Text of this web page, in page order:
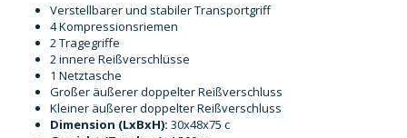
Verstellbarer und stabiler Transportgriff
4 Kompressionsriemen
2 Tragegriffe
2 innere Reißverschlüsse
1 Netztasche
Großer äußerer doppelter Reißverschluss
Kleiner äußerer doppelter Reißverschluss
Dimension (LxBxH): 30x48x75 c